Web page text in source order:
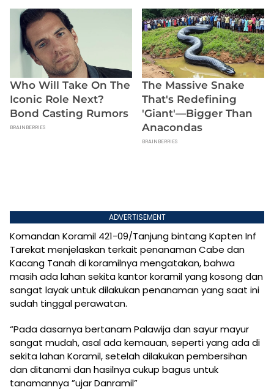
ADVERTISEMENT
Komandan Koramil 421-09/Tanjung bintang Kapten Inf
Tarekat menjelaskan terkait penanaman Cabe dan
Kacang Tanah di koramilnya mengatakan, bahwa
masih ada lahan sekita kantor koramil yang kosong dan
sangat layak untuk dilakukan penanaman yang saat ini
sudah tinggal perawatan.
“Pada dasarnya bertanam Palawija dan sayur mayur
sangat mudah, asal ada kemauan, seperti yang ada di
sekita lahan Koramil, setelah dilakukan pembersihan
dan ditanami dan hasilnya cukup bagus untuk
tanamannya ”ujar Danramil”